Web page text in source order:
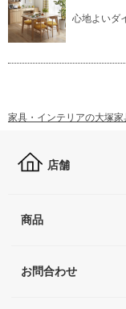
心地よいダ
家具・インテリアの大塚家
店舗
商品
お問合わせ